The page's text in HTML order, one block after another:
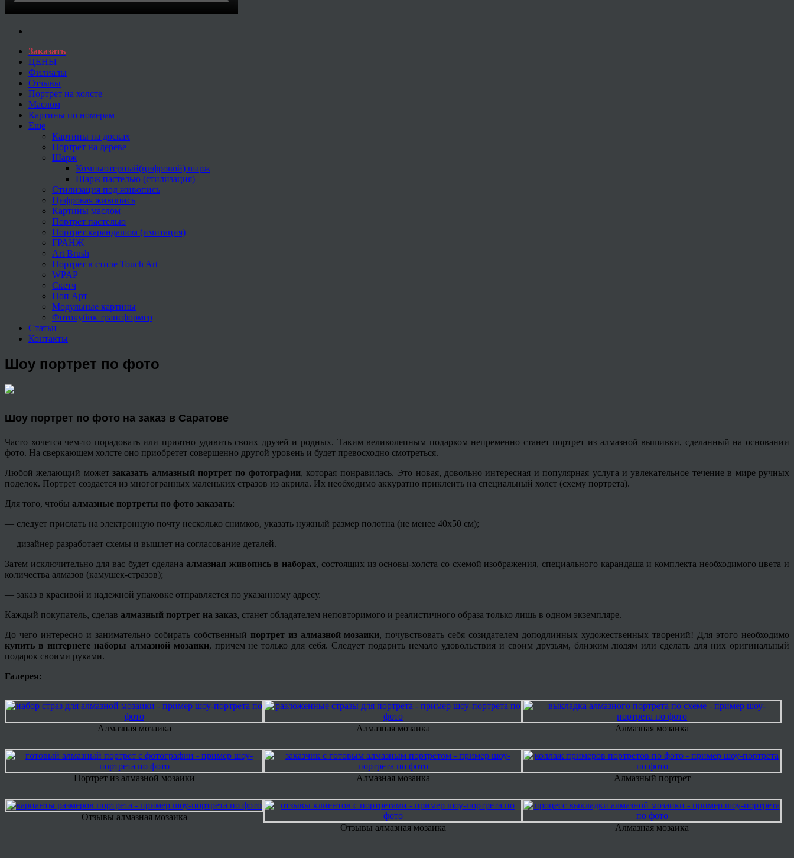
Заказать
ЦЕНЫ
Филиалы
Отзывы
Портрет на холсте
Маслом
Картины по номерам
Еще
Картины на досках
Портрет на дереве
Шарж
Компьютерный(цифровой) шарж
Шарж пастелью (стилизация)
Стилизация под живопись
Цифровая живопись
Картины маслом
Портрет пастелью
Портрет карандашом (имитация)
ГРАНЖ
Art Brush
Портрет в стиле Touch Art
WPAP
Скетч
Поп Арт
Модульные картины
Фотокубик трансформер
Статьи
Контакты
Шоу портрет по фото
Шоу портрет по фото на заказ в Саратове
Часто хочется чем-то порадовать или приятно удивить своих друзей и родных. Таким великолепным подарком непременно станет портрет из алмазной вышивки, сделанный на основании
фото. На сверкающем холсте оно приобретет совершенно другой уровень и будет превосходно смотреться.
Любой желающий можетзаказать алмазный портрет по фотографии, которая понравилась. Это новая, довольно интересная и популярная услуга и увлекательное течение в мире ручных
поделок. Портрет создается из многогранных маленьких стразов из акрила. Их необходимо аккуратно приклеить на специальный холст (схему портрета).
Для того, чтобы алмазные портреты по фото заказать:
— следует прислать на электронную почту несколько снимков, указать нужный размер полотна (не менее 40х50 см);
— дизайнер разработает схемы и вышлет на согласование деталей.
Затем исключительно для вас будет сделанаалмазная живопись в наборах, состоящих из основы-холста со схемой изображения, специального карандаша и комплекта необходимого цвета и
количества алмазов (камушек-стразов);
— заказ в красивой и надежной упаковке отправляется по указанному адресу.
Каждый покупатель, сделав алмазный портрет на заказ, станет обладателем неповторимого и реалистичного образа только лишь в одном экземпляре.
До чего интересно и занимательно собирать собственный портрет из алмазной мозаики, почувствовать себя созидателем доподлинных художественных творений! Для этого необходимо
купить в интернете наборы алмазной мозаики, причем не только для себя. Следует подарить немало удовольствия и своим друзьям, близким людям или сделать для них оригинальный
подарок своими руками.
Галерея:
Алмазная мозаика Алмазная мозаика Алмазная мозаика
Портрет из алмазной мозаики Алмазная мозаика Алмазный портрет
Отзывы алмазная мозаика
Отзывы алмазная мозаика
Алмазная мозаика